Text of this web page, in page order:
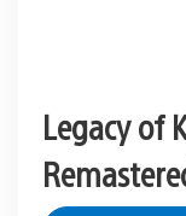
Legacy of